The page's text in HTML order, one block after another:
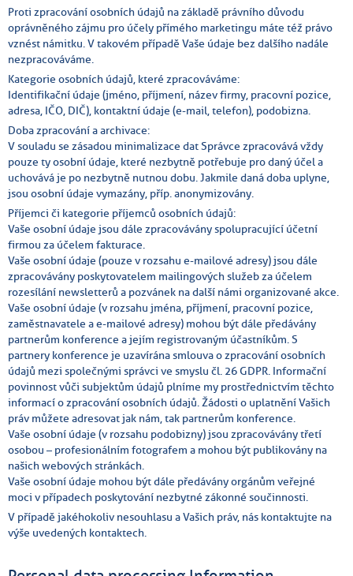
Proti zpracování osobních údajů na základě právního důvodu
oprávněného zájmu pro účely přímého marketingu máte též právo
vznést námitku. V takovém případě Vaše údaje bez dalšího nadále
nezpracováváme.
Kategorie osobních údajů, které zpracováváme:
Identifikační údaje (jméno, příjmení, název firmy, pracovní pozice,
adresa, IČO, DIČ), kontaktní údaje (e-mail, telefon), podobizna.
Doba zpracování a archivace:
V souladu se zásadou minimalizace dat Správce zpracovává vždy
pouze ty osobní údaje, které nezbytně potřebuje pro daný účel a
uchovává je po nezbytně nutnou dobu. Jakmile daná doba uplyne,
jsou osobní údaje vymazány, příp. anonymizovány.
Příjemci či kategorie příjemců osobních údajů:
Vaše osobní údaje jsou dále zpracovávány spolupracující účetní
firmou za účelem fakturace.
Vaše osobní údaje (pouze v rozsahu e-mailové adresy) jsou dále
zpracovávány poskytovatelem mailingových služeb za účelem
rozesílání newsletterů a pozvánek na další námi organizované akce.
Vaše osobní údaje (v rozsahu jména, příjmení, pracovní pozice,
zaměstnavatele a e-mailové adresy) mohou být dále předávány
partnerům konference a jejím registrovaným účastníkům. S
partnery konference je uzavírána smlouva o zpracování osobních
údajů mezi společnými správci ve smyslu čl. 26 GDPR. Informační
povinnost vůči subjektům údajů plníme my prostřednictvím těchto
informací o zpracování osobních údajů. Žádosti o uplatnění Vašich
práv můžete adresovat jak nám, tak partnerům konference.
Vaše osobní údaje (v rozsahu podobizny) jsou zpracovávány třetí
osobou – profesionálním fotografem a mohou být publikovány na
našich webových stránkách.
Vaše osobní údaje mohou být dále předávány orgánům veřejné
moci v případech poskytování nezbytné zákonné součinnosti.
V případě jakéhokoliv nesouhlasu a Vašich práv, nás kontaktujte na
výše uvedených kontaktech.